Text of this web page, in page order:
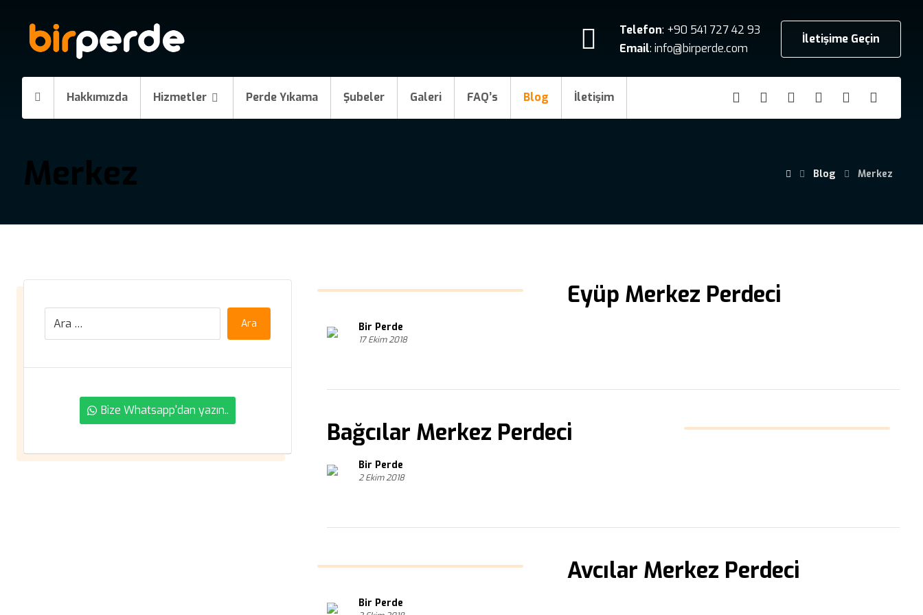
İletişime Geçin
Telefon: +90 541 727 42 93
Email: info@birperde.com
Hakkımızda Hizmetler Perde Yıkama Şubeler Galeri FAQ’s Blog İletişim
Merkez Blog Merkez
Eyüp Merkez Perdeci
Bir Perde
17 Ekim 2018
Bağcılar Merkez Perdeci
Bir Perde
2 Ekim 2018
Avcılar Merkez Perdeci
Bir Perde
Ara
Bize Whatsapp'dan yazın..